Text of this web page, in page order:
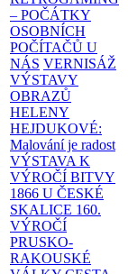
– POČÁTKY
OSOBNÍCH
POČÍTAČŮ U
NÁS VERNISÁŽ
VÝSTAVY
OBRAZŮ
HELENY
HEJDUKOVÉ:
Malování je radost
VÝSTAVA K
VÝROČÍ BITVY
1866 U ČESKÉ
SKALICE 160.
VÝROČÍ
PRUSKO-
RAKOUSKÉ